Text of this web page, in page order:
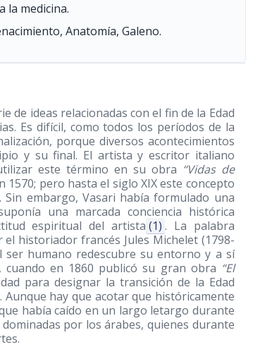
la medicina.
Anatomía, Galeno.
de ideas relacionadas con el fin de la Edad
Es difícil, como todos los períodos de la
porque diversos acontecimientos
y su final. El artista y escritor italiano
este término en su obra “Vidas de
1570; pero hasta el siglo XIX este concepto
embargo, Vasari había formulado una
una marcada conciencia histórica
espiritual del artista (1) . La palabra
historiador francés Jules Michelet (1798-
humano redescubre su entorno y a sí
cuando en 1860 publicó su gran obra “El
para designar la transición de la Edad
Aunque hay que acotar que históricamente
había caído en un largo letargo durante
por los árabes, quienes durante